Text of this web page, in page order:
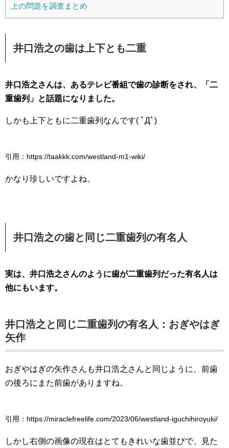
上の問題を調査まとめ
井口浩之の歯は上下とも二重
井口浩之さんは、あるテレビ番組で歯の診断をされ、「二
重歯列」と話題になりました。
しかも上下ともに二重歯列なんです( ﾟДﾟ)
引用：https://taakkk.com/westland-m1-wiki/
かなり珍しいですよね。
井口浩之の歯と同じ二重歯列の有名人
実は、井口浩之さんのように歯が二重歯列だった有名人は
他にもいます。
井口浩之と同じ二重歯列の有名人：おぎやはぎ
矢作
おぎやはぎの矢作さんも井口浩之さんと同じように、前歯
の後ろにまた前歯がありますね。
引用：https://miraclefreelife.com/2023/06/westland-iguchihiroyuki/
しかし右側の画像の現在はとてもきれいな歯並びで、見た